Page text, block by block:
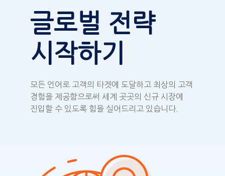
글로벌 전략
시작하기
모든 언어로 고객의 타겟에 도달하고 최상의 고객
경험을 제공함으로써 세계 곳곳의 신규 시장에
진입할 수 있도록 힘을 실어드리고 있습니다.